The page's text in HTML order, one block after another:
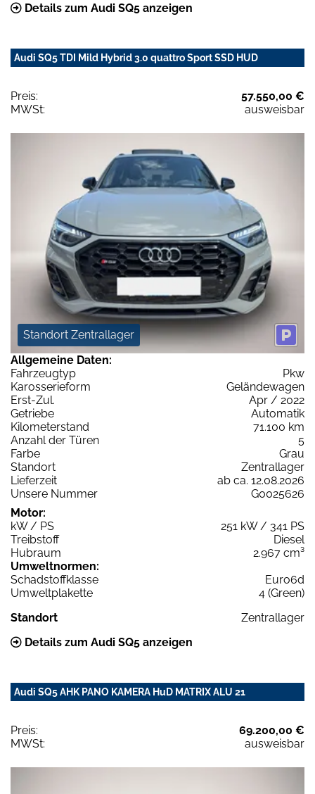
Details zum Audi SQ5 anzeigen
Audi SQ5 TDI Mild Hybrid 3.0 quattro Sport SSD HUD
Preis:
57.550,00 €
MWSt:
ausweisbar
Standort Zentrallager
Allgemeine Daten:
Fahrzeugtyp
Pkw
Karosserieform
Geländewagen
Erst-Zul.
Apr / 2022
Getriebe
Automatik
Kilometerstand
71.100 km
Anzahl der Türen
5
Farbe
Grau
Standort
Zentrallager
Lieferzeit
ab ca. 12.08.2026
Unsere Nummer
G0025626
Motor:
kW / PS
251 kW / 341 PS
Treibstoff
Diesel
Hubraum
2.967 cm³
Umweltnormen:
Schadstoffklasse
Euro6d
Umweltplakette
4 (Green)
Standort
Zentrallager
Details zum Audi SQ5 anzeigen
Audi SQ5 AHK PANO KAMERA HuD MATRIX ALU 21
Preis:
69.200,00 €
MWSt:
ausweisbar